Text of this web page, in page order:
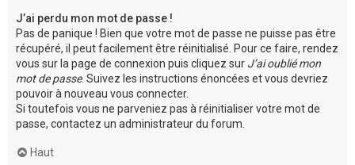
J’ai perdu mon mot de passe !
Pas de panique ! Bien que votre mot de passe ne puisse pas être
récupéré, il peut facilement être réinitialisé. Pour ce faire, rendez
vous sur la page de connexion puis cliquez sur J’ai oublié mon
mot de passe. Suivez les instructions énoncées et vous devriez
pouvoir à nouveau vous connecter.
Si toutefois vous ne parveniez pas à réinitialiser votre mot de
passe, contactez un administrateur du forum.
Haut